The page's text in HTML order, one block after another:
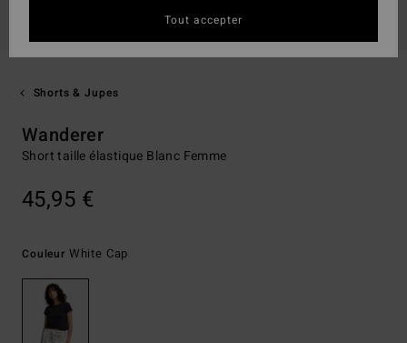
Shorts & Jupes
Wanderer
Short taille élastique Blanc Femme
45,95 €
Couleur White Cap
Tout accepter